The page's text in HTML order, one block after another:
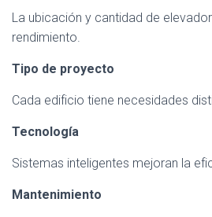
La ubicación y cantidad de
rendimiento.
Tipo de proyecto
Cada edificio tiene necesidades
Tecnología
Sistemas inteligentes mejoran la
Mantenimiento